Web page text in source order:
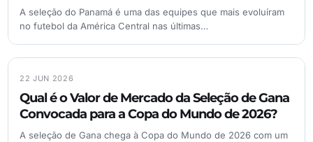
A seleção do Panamá é uma das equipes que mais evoluíram
no futebol da América Central nas últimas…
22 JUN 2026
Qual é o Valor de Mercado da Seleção de Gana
Convocada para a Copa do Mundo de 2026?
A seleção de Gana chega à Copa do Mundo de 2026 com um